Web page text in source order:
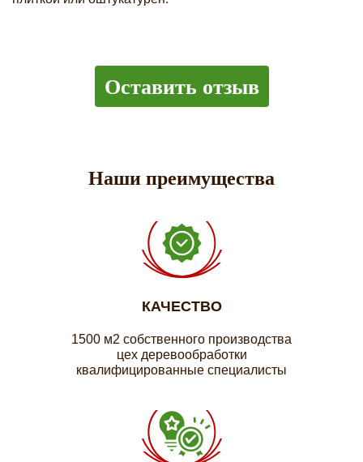
Оставить отзыв
Наши преимущества
КАЧЕСТВО
1500 м2 собственного производства
цех деревообработки
квалифицированные специалисты